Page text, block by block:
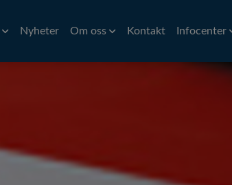
Svarvad/slipad rundstång
Nyheter Om oss
Huvudmän
Kontakt Infocenter